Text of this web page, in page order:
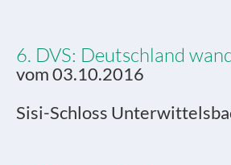
6. DVS: Deutschland
vom 03.10.2016
Sisi-Schloss